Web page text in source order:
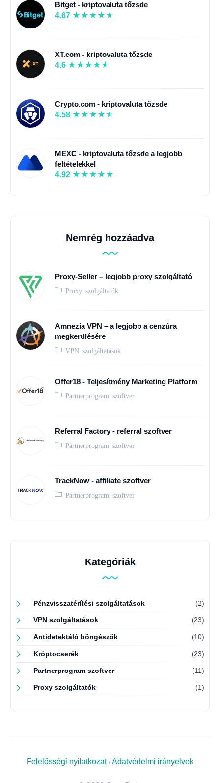
Bitget - kriptovaluta tőzsde
4.67
XT.com - kriptovaluta tőzsde
4.6
Crypto.com - kriptovaluta tőzsde
4.58
MEXC - kriptovaluta tőzsde a legjobb
feltételekkel
4.92
Nemrég hozzáadva
Proxy-Seller – legjobb proxy szolgáltató
Proxy szolgáltatók
Amnezia VPN – a legjobb a cenzúra
megkerülésére
VPN szolgáltatások
Offer18 - Teljesítmény Marketing Platform
Partnerprogram szoftver
Referral Factory - referral szoftver
Partnerprogram szoftver
TrackNow - affiliate szoftver
Partnerprogram szoftver
Kategóriák
Pénzvisszatérítési szolgáltatások (2)
VPN szolgáltatások (23)
Antidetektáló böngészők (10)
Króptocserék (23)
Partnerprogram szoftver (11)
Proxy szolgáltatók (1)
Felelősségi nyilatkozat/Adatvédelmi irányelvek